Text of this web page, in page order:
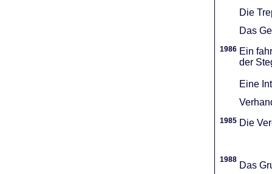
Die
Das
1986 Ein
der
Eine
1985 Die
1988
Das